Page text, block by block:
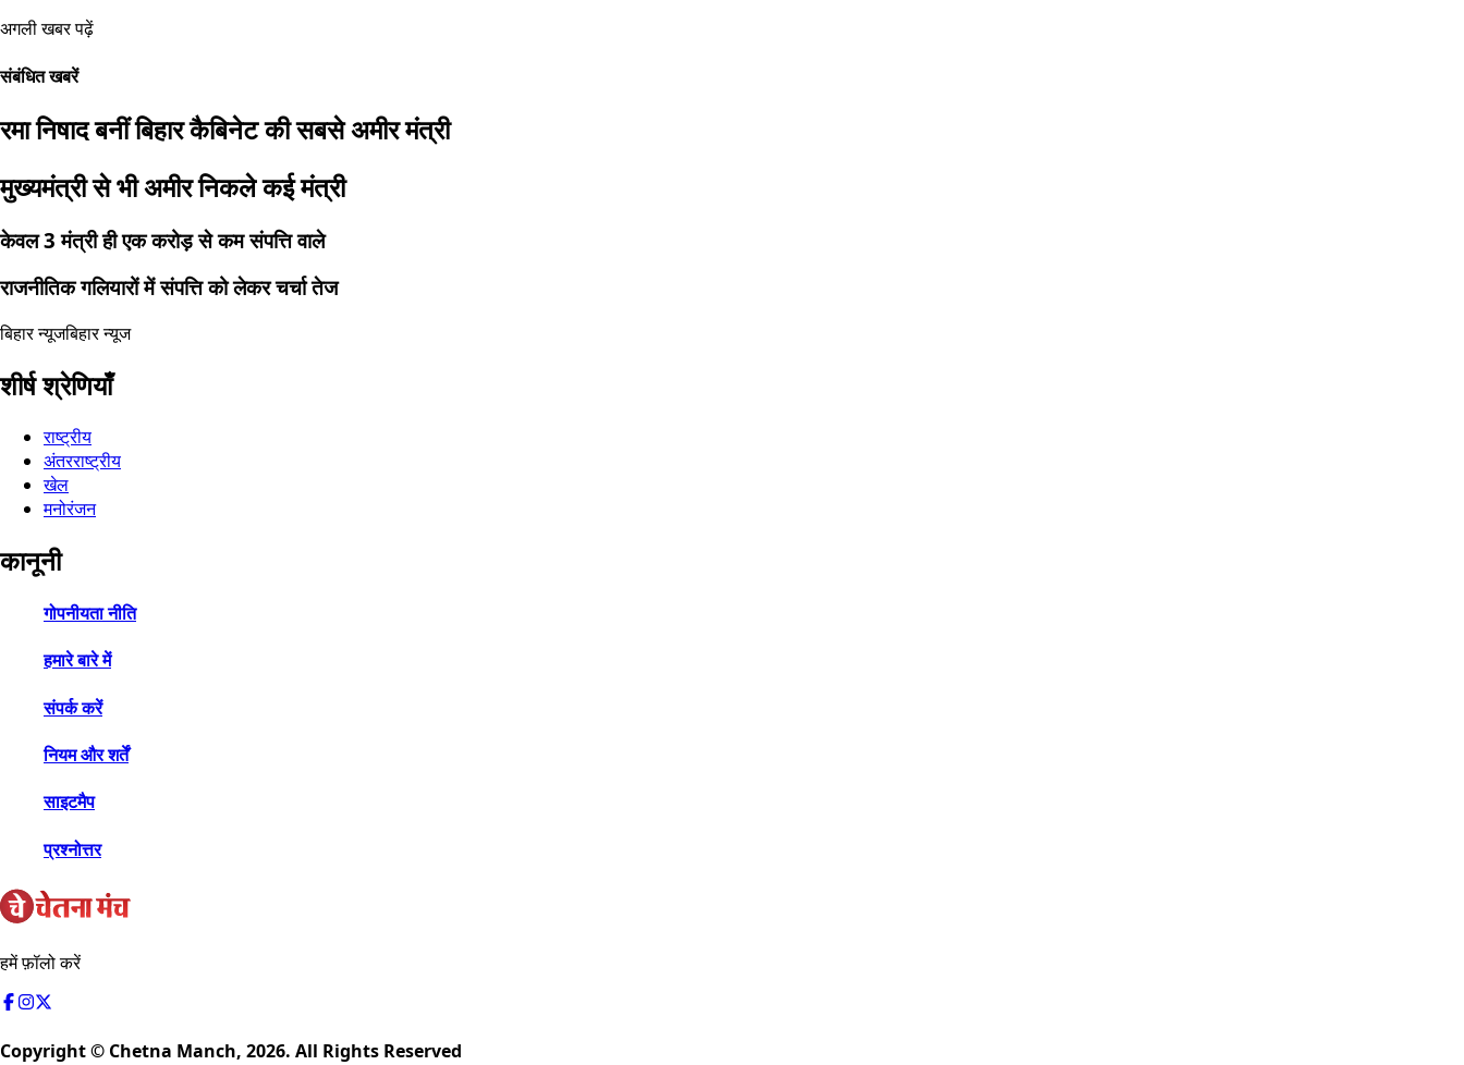
अगली खबर पढ़ें
संबंधित खबरें
रमा निषाद बनीं बिहार कैबिनेट की सबसे अमीर मंत्री
मुख्यमंत्री से भी अमीर निकले कई मंत्री
केवल 3 मंत्री ही एक करोड़ से कम संपत्ति वाले
राजनीतिक गलियारों में संपत्ति को लेकर चर्चा तेज
बिहार न्यूजबिहार न्यूज
शीर्ष श्रेणियाँ
राष्ट्रीय
अंतरराष्ट्रीय
खेल
मनोरंजन
कानूनी
गोपनीयता नीति
हमारे बारे में
संपर्क करें
नियम और शर्तें
साइटमैप
प्रश्नोत्तर
हमें फ़ॉलो करें
Copyright © Chetna Manch, 2026. All Rights Reserved